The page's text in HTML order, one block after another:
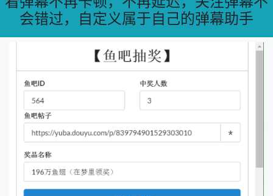
会错过，自定义属于自己的弹幕助手